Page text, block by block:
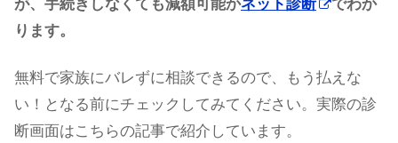
が、手続きしなくても減額可能かネット診断
でわか
ります。
無料で家族にバレずに相談できるので、もう払えな
い！となる前にチェックしてみてください。実際の診
断画面はこちらの記事で紹介しています。